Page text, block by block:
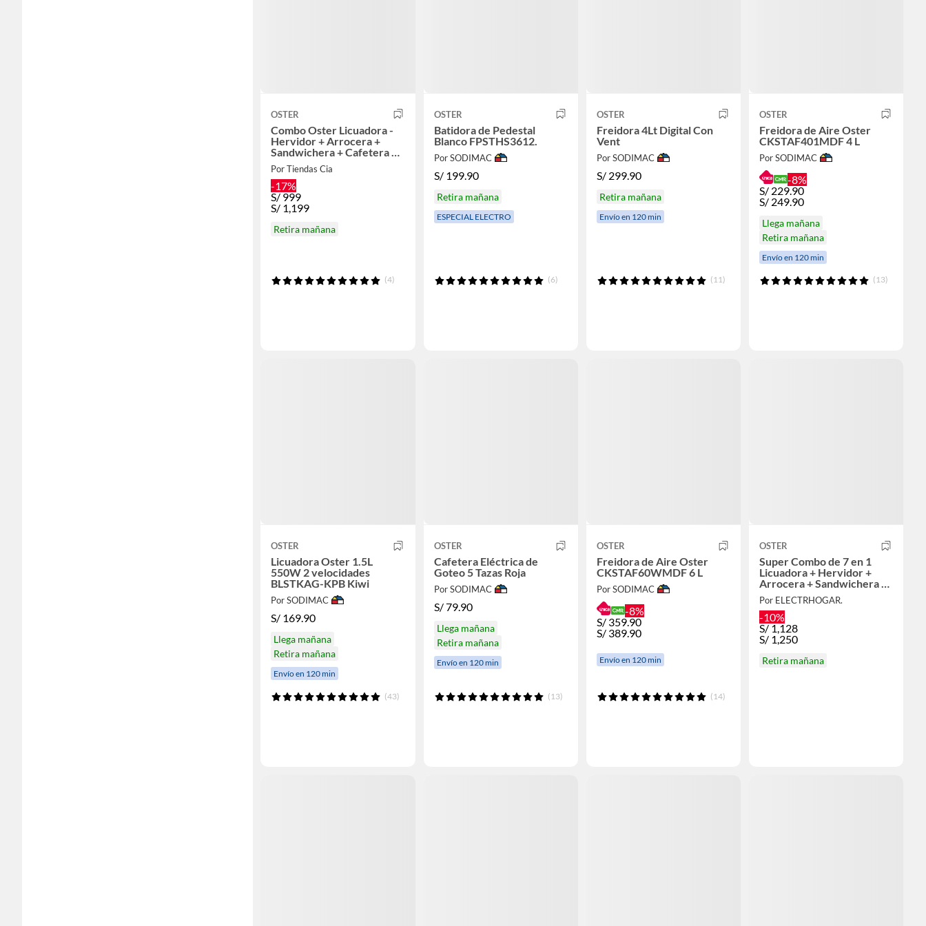
OSTER
Combo Oster Licuadora -
Hervidor + Arrocera +
Sandwichera + Cafetera y
Freidora
Por Tiendas Cia
-17%
S/999
S/ 1,199
Retira mañana
(4)
OSTER
Batidora de Pedestal
Blanco FPSTHS3612.
Por SODIMAC
S/ 199.90
Retira mañana
ESPECIAL ELECTRO
(6)
OSTER
Freidora 4Lt Digital Con
Vent
Por SODIMAC
S/ 299.90
Retira mañana
Envío en 120 min
(11)
OSTER
Freidora de Aire Oster
CKSTAF401MDF 4 L
Por SODIMAC
-8%
S/ 229.90
S/ 249.90
Llega mañana
Retira mañana
Envío en 120 min
(13)
OSTER
Licuadora Oster 1.5L
550W 2 velocidades
BLSTKAG-KPB Kiwi
Por SODIMAC
S/ 169.90
Llega mañana
Retira mañana
Envío en 120 min
(43)
OSTER
Cafetera Eléctrica de
Goteo 5 Tazas Roja
Por SODIMAC
S/79.90
Llega mañana
Retira mañana
Envío en 120 min
(13)
OSTER
Freidora de Aire Oster
CKSTAF60WMDF 6 L
Por SODIMAC
-8%
S/ 359.90
S/ 389.90
Envío en 120 min
(14)
OSTER
Super Combo de 7 en 1
Licuadora + Hervidor +
Arrocera + Sandwichera +
Cafetera + Freidora y
Plancha
Por ELECTRHOGAR.
-10%
S/1,128
S/ 1,250
Retira mañana